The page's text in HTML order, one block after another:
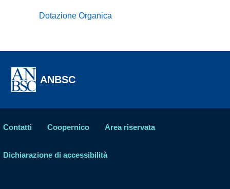
Dotazione Organica
ANBSC
Contatti Coopernico Area riservata
Dichiarazione di accessibilità